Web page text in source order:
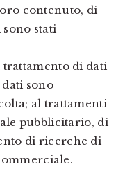
contenuto, di
stati
di dati
sono
al trattamenti
pubblicitario, di
di ricerche di